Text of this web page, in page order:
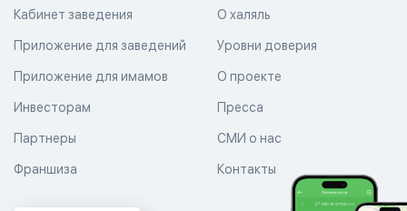
О халяль
Уровни доверия
Кабинет заведения
Приложение для заведений
Приложение для имамов О проекте
Пресса
СМИ о нас
Контакты
Инвесторам
Партнеры
Франшиза